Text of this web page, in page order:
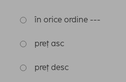
în orice ordine ---
preț asc
preț desc